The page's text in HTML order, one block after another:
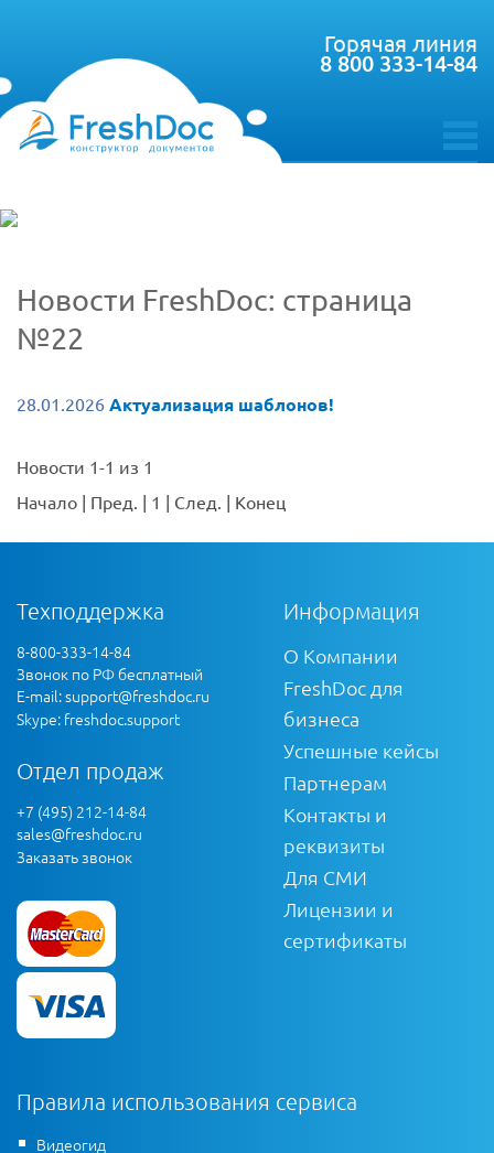
toggle
Горячая линия
8 800 333-14-84
Новости FreshDoc: страница
№22
28.01.2026 Актуализация шаблонов!
Новости 1-1 из 1
Начало | Пред. | 1 | След. | Конец
Техподдержка
8-800-333-14-84
Звонок по РФ бесплатный
E-mail:support@freshdoc.ru
Skype: freshdoc.support
Отдел продаж
+7 (495) 212-14-84
sales@freshdoc.ru
Заказать звонок
Информация
О Компании
FreshDoc для
бизнеса
Успешные кейсы
Партнерам
Контакты и
реквизиты
Для СМИ
Лицензии и
сертификаты
Правила использования сервиса
Видеогид